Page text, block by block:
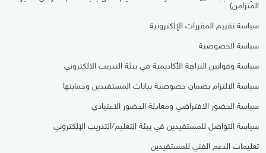
المتزامن)
سياسة تقييم المقررات الإلكترونية
سياسة الخصوصية
سياسة وقوانين النزاهة الأكاديمية في بيئة التدريب الالكتروني
سياسة الالتزام بضمان خصوصية بيانات المستفيدين وحمايتها
سياسة الحضور الافتراضي ومعادلة الحضور الاعتيادي
سياسة التواصل للمستفيدين في بيئة التعليم/التدريب الإلكتروني
تعليمات الدعم الفني للمستفيدين